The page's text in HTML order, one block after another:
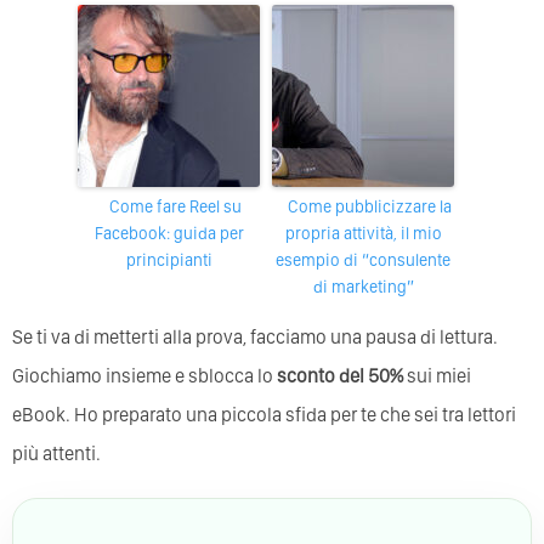
Come fare Reel su
Facebook: guida per
principianti
Come pubblicizzare la
propria attività, il mio
esempio di “consulente
di marketing”
Se ti va di metterti alla prova, facciamo una pausa di lettura.
Giochiamo insieme e sblocca lo sconto del 50%sui miei
eBook. Ho preparato una piccola sfida per te che sei tra lettori
più attenti.